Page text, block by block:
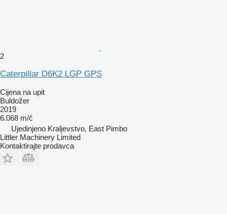
2
Caterpillar D6K2 LGP GPS
Cijena na upit
Buldožer
2019
6.068 m/č
Ujedinjeno Kraljevstvo, East Pimbo
Littler Machinery Limited
Kontaktirajte prodavca